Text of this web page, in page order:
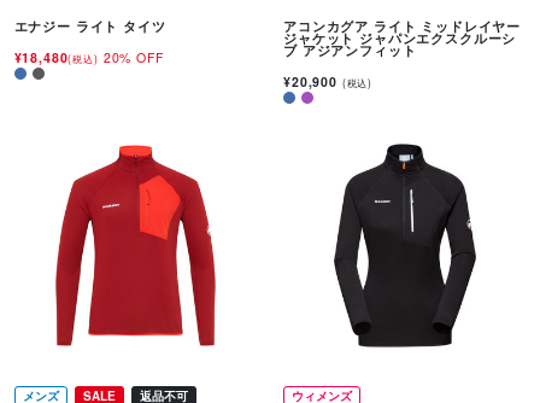
エナジー ライト タイツ
¥18,480(税込) 20% OFF
アコンカグア ライト ミッドレイヤー
ジャケット ジャパンエクスクルーシ
ブ アジアンフィット
¥20,900 (税込)
メンズ SALE 返品不可 ウィメンズ